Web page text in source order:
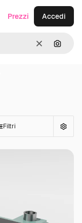
CancellaCerca
Prezzi Accedi
Filtri